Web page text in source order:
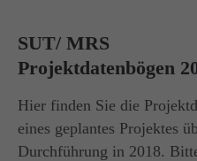
Drop us a line
About us
Lorem ipsum dolor sit
SUT/ MRS
Projektdatenbögen
Hier finden Sie die
eines geplantes Projektes
Durchführung in 2018.